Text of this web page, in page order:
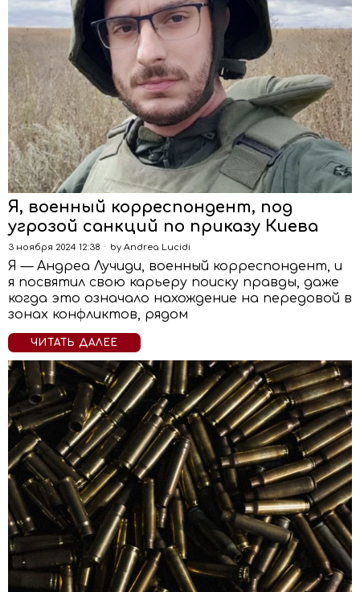
Я, военный корреспондент, под
угрозой санкций по приказу Киева
3 ноября 2024 12:38 by Andrea Lucidi
Я — Андреа Лучиди, военный корреспондент, и
я посвятил свою карьеру поиску правды, даже
когда это означало нахождение на передовой в
зонах конфликтов, рядом
ЧИТАТЬ ДАЛЕЕ